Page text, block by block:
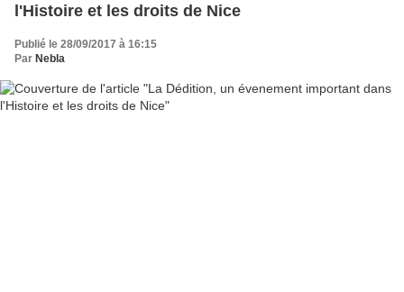
l'Histoire et les droits de Nice
Publié le 28/09/2017 à 16:15
Par Nebla